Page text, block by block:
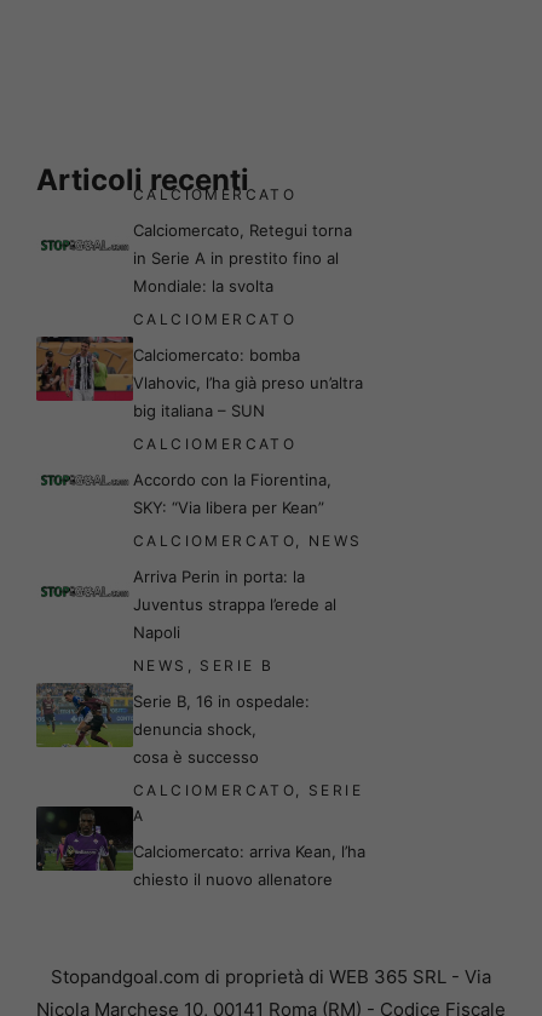
Articoli recenti
CALCIOMERCATO
Calciomercato, Retegui torna
in Serie A in prestito fino al
Mondiale: la svolta
CALCIOMERCATO
Calciomercato: bomba
Vlahovic, l’ha già preso un’altra
big italiana – SUN
CALCIOMERCATO
Accordo con la Fiorentina,
SKY: “Via libera per Kean”
CALCIOMERCATO NEWS
Arriva Perin in porta: la
Juventus strappa l’erede al
Napoli
NEWS SERIE B
Serie B, 16 in ospedale:
denuncia shock,
cosa è successo
CALCIOMERCATO
SERIE
A
Calciomercato: arriva Kean, l’ha
chiesto il nuovo allenatore
Stopandgoal.com di proprietà di WEB 365 SRL - Via
Nicola Marchese 10, 00141 Roma (RM) - Codice Fiscale